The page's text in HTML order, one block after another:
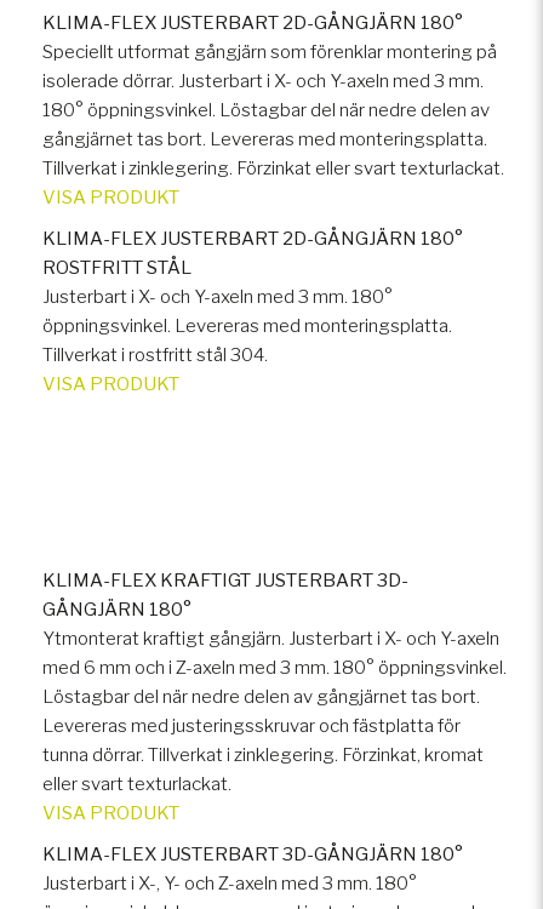
KLIMA-FLEX JUSTERBART 2D-GÅNGJÄRN 180°
Speciellt utformat gångjärn som förenklar montering på
isolerade dörrar. Justerbart i X- och Y-axeln med 3 mm.
180° öppningsvinkel. Löstagbar del när nedre delen av
gångjärnet tas bort. Levereras med monteringsplatta.
Tillverkat i zinklegering. Förzinkat eller svart texturlackat.
VISA PRODUKT
KLIMA-FLEX JUSTERBART 2D-GÅNGJÄRN 180°
ROSTFRITT STÅL
Justerbart i X- och Y-axeln med 3 mm. 180°
öppningsvinkel. Levereras med monteringsplatta.
Tillverkat i rostfritt stål 304.
VISA PRODUKT
KLIMA-FLEX KRAFTIGT JUSTERBART 3D-
GÅNGJÄRN 180°
Ytmonterat kraftigt gångjärn. Justerbart i X- och Y-axeln
med 6 mm och i Z-axeln med 3 mm. 180° öppningsvinkel.
Löstagbar del när nedre delen av gångjärnet tas bort.
Levereras med justeringsskruvar och fästplatta för
tunna dörrar. Tillverkat i zinklegering. Förzinkat, kromat
eller svart texturlackat.
VISA PRODUKT
KLIMA-FLEX JUSTERBART 3D-GÅNGJÄRN 180°
Justerbart i X-, Y- och Z-axeln med 3 mm. 180°